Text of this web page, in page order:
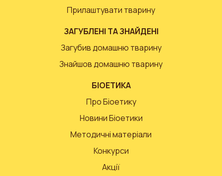
Прилаштувати тварину
ЗАГУБЛЕНІ ТА ЗНАЙДЕНІ
Загубив домашню тварину
Знайшов домашню тварину
БІОЕТИКА
Про Біоетику
Новини Біоетики
Методичні матеріали
Конкурси
Акції